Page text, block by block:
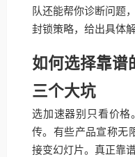
队还能帮你诊断问题
封锁策略，给出具体
如何选择靠谱
三个大坑
选加速器别只看价
传。有些产品宣称无
接变幻灯片。真正靠